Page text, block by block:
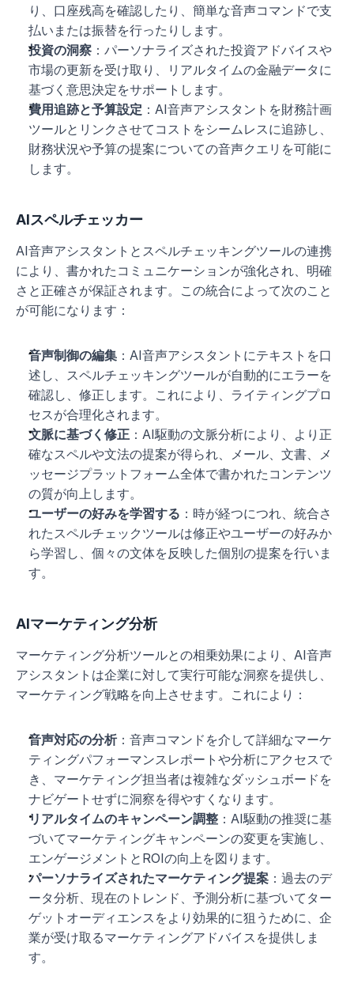
り、口座残高を確認したり、簡単な音声コマンドで支
払いまたは振替を行ったりします。
投資の洞察 ：パーソナライズされた投資アドバイスや
市場の更新を受け取り、リアルタイムの金融データに
基づく意思決定をサポートします。
費用追跡と予算設定 ：AI音声アシスタントを財務計画
ツールとリンクさせてコストをシームレスに追跡し、
財務状況や予算の提案についての音声クエリを可能に
します。
AIスペルチェッカー
AI音声アシスタントとスペルチェッキングツールの連携
により、書かれたコミュニケーションが強化され、明確
さと正確さが保証されます。この統合によって次のこと
が可能になります：
音声制御の編集 ：AI音声アシスタントにテキストを口
述し、スペルチェッキングツールが自動的にエラーを
確認し、修正します。これにより、ライティングプロ
セスが合理化されます。
文脈に基づく修正 ：AI駆動の文脈分析により、より正
確なスペルや文法の提案が得られ、メール、文書、メ
ッセージプラットフォーム全体で書かれたコンテンツ
の質が向上します。
ユーザーの好みを学習する ：時が経つにつれ、統合さ
れたスペルチェックツールは修正やユーザーの好みか
ら学習し、個々の文体を反映した個別の提案を行いま
す。
AIマーケティング分析
マーケティング分析ツールとの相乗効果により、AI音声
アシスタントは企業に対して実行可能な洞察を提供し、
マーケティング戦略を向上させます。これにより：
音声対応の分析：音声コマンドを介して詳細なマーケ
ティングパフォーマンスレポートや分析にアクセスで
き、マーケティング担当者は複雑なダッシュボードを
ナビゲートせずに洞察を得やすくなります。
リアルタイムのキャンペーン調整 ：AI駆動の推奨に基
づいてマーケティングキャンペーンの変更を実施し、
エンゲージメントとROIの向上を図ります。
パーソナライズされたマーケティング提案 ：過去のデ
ータ分析、現在のトレンド、予測分析に基づいてター
ゲットオーディエンスをより効果的に狙うために、企
業が受け取るマーケティングアドバイスを提供しま
す。